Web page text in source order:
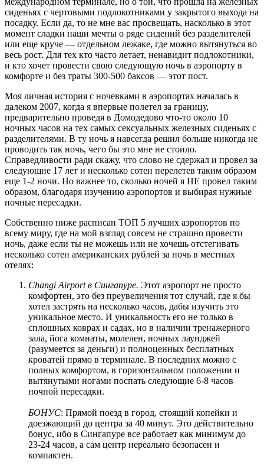
сиденьях с чертовыми подлокотниками у закрытого выхода на
посадку. Если да, то не мне вас просвещать, насколько в этот
момент сладки наши мечты о ряде сидений без разделителей
или еще круче — отдельном лежаке, где можно вытянуться во
весь рост. Для тех кто часто летает, ненавидит подлокотники,
и кто хочет провести свою следующую ночь в аэропорту в
комфорте и без траты 300-500 баксов — этот пост.
Моя личная история с ночевками в аэропортах началась в
далеком 2007, когда я впервые полетел за границу,
предварительно проведя в Домодедово что-то около 10
ночных часов на тех самых сексуальных железных сиденьях с
разделителями. В ту ночь я навсегда решил больше никогда не
проводить так ночь, чего бы это мне не стоило.
Справедливости ради скажу, что слово не сдержал и провел за
следующие 17 лет и несколько сотен перелетев таким образом
еще 1-2 ночи. Но важнее то, сколько ночей я НЕ провел таким
образом, благодаря изучению аэропортов и выбирая нужные
ночные пересадки.
Собственно ниже расписан ТОП 5 лучших аэропортов по
всему миру, где на мой взгляд совсем не страшно провести
ночь, даже если ты не можешь или не хочешь отстегивать
несколько сотен американских рублей за ночь в местных
отелях:
Changi Airport в Сингапуре. Этот аэропорт не просто
комфортен, это без преувеличения тот случай, где я бы
хотел застрять на несколько часов, дабы изучить это
уникальное место. И уникальность его не только в
сплошных коврах и садах, но в наличии тренажерного
зала, йога комнаты, молелен, ночных лаунджей
(разумеется за деньги) и полноценных бесплатных
кроватей прямо в терминале. В последних можно с
полных комфортом, в горизонтальном положении и
вытянутыми ногами поспать следующие 6-8 часов
ночной пересадки.
БОНУС: Прямой поезд в город, стоящий копейки и
доезжающий до центра за 40 минут. Это действительно
бонус, ибо в Сингапуре все работает как минимум до
23-24 часов, а сам центр нереально безопасен и
компактен.